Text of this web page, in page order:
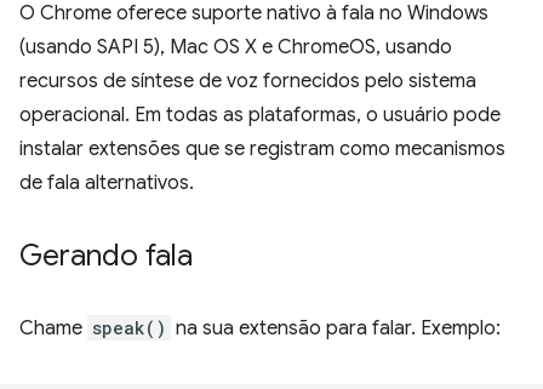
O Chrome oferece suporte nativo à fala no Windows
(usando SAPI 5), Mac OS X e ChromeOS, usando
recursos de síntese de voz fornecidos pelo sistema
operacional. Em todas as plataformas, o usuário pode
instalar extensões que se registram como mecanismos
de fala alternativos.
Gerando fala
Chame speak() na sua extensão para falar. Exemplo: